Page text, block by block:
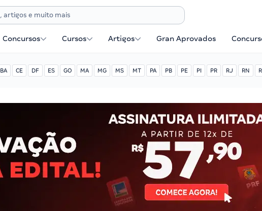
Concursos Cursos Artigos Gran Aprovados
BA CE DF ES GO MA MG MS MT PA PB PE PI PR RJ RN